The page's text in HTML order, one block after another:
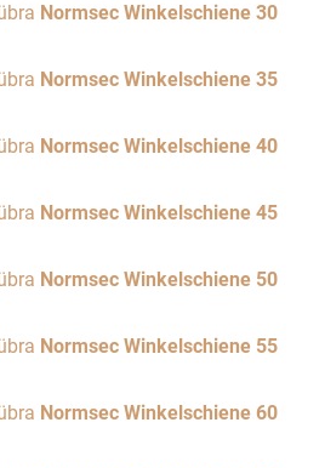
Normsec Winkelschiene 30
Normsec Winkelschiene 35
Normsec Winkelschiene 40
Normsec Winkelschiene 45
Normsec Winkelschiene 50
Normsec Winkelschiene 55
Normsec Winkelschiene 60